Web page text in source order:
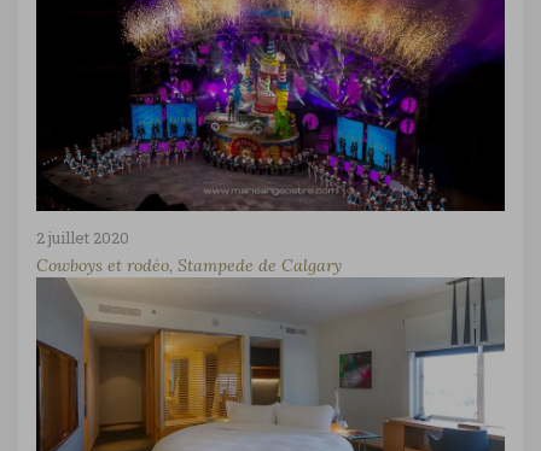
2 juillet 2020
Cowboys et rodéo, Stampede de Calgary